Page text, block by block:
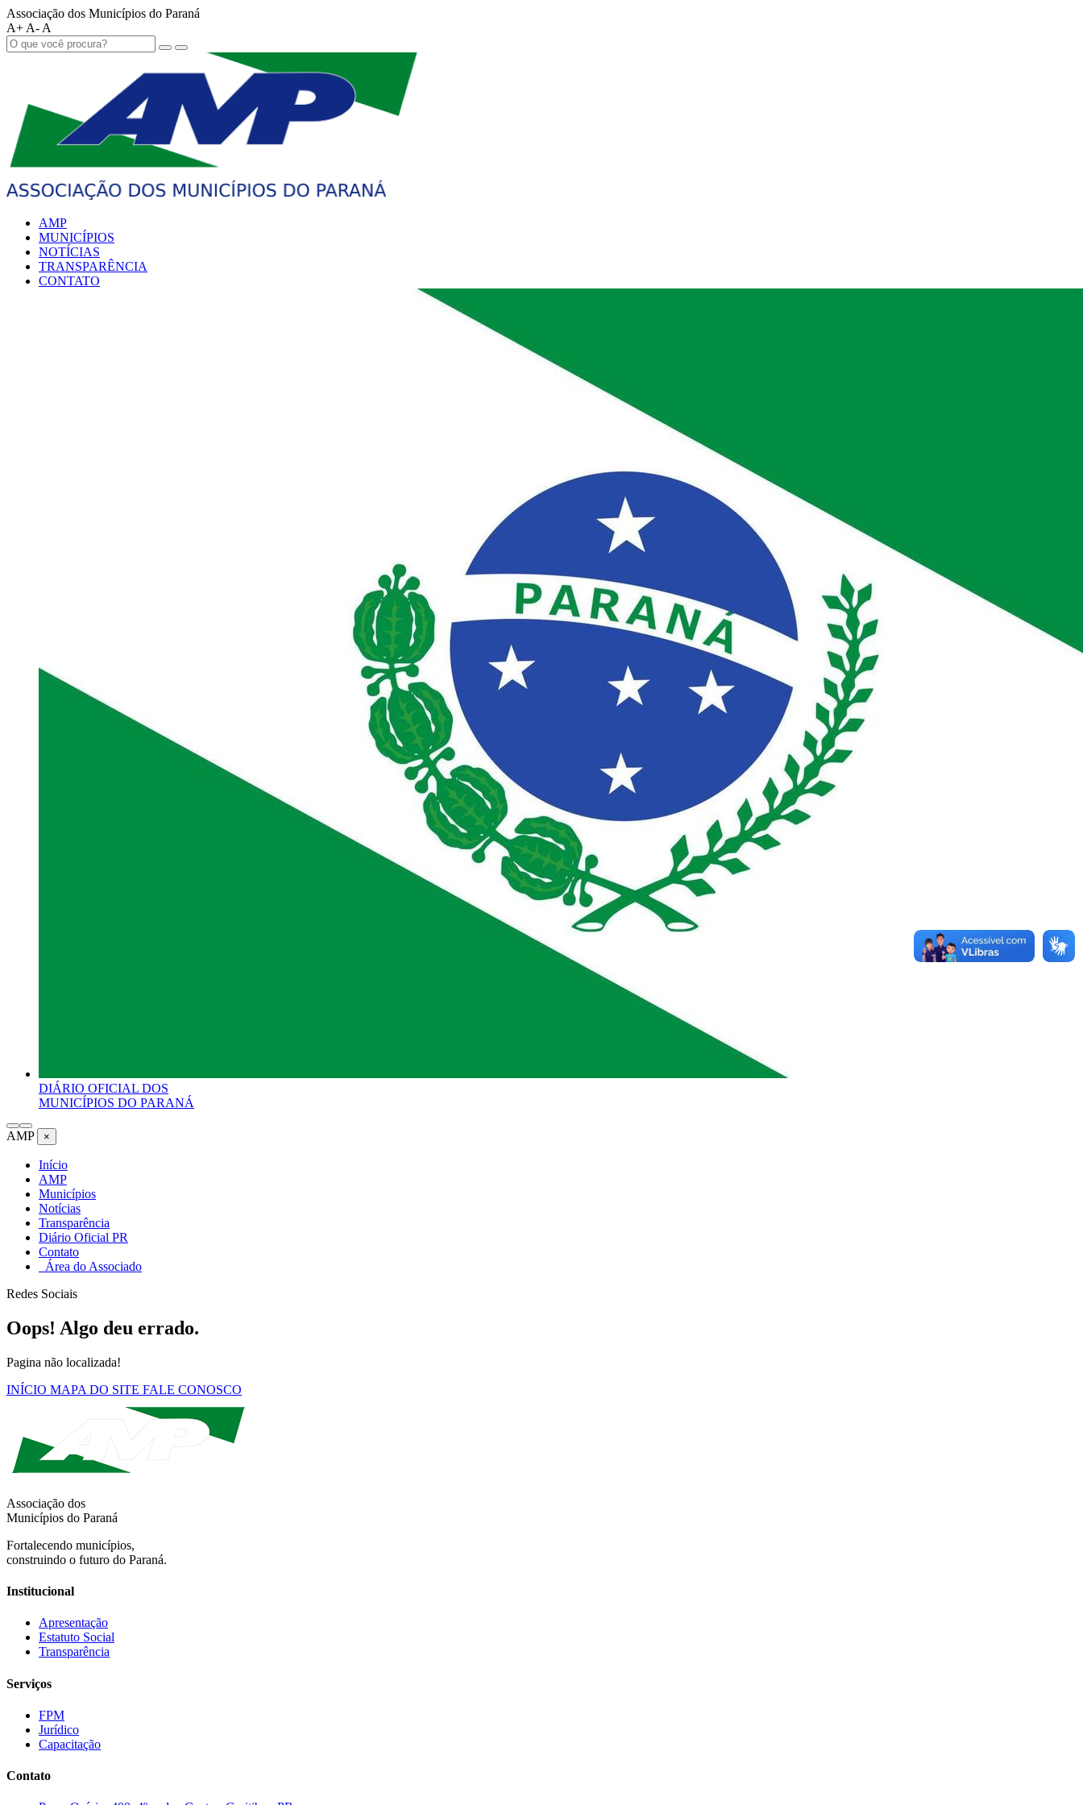
Associação dos Municípios do Paraná
A+ A- A
AMP
MUNICÍPIOS
NOTÍCIAS
TRANSPARÊNCIA
CONTATO
DIÁRIO OFICIAL DOS
MUNICÍPIOS DO PARANÁ
AMP ×
Início
AMP
Municípios
Notícias
Transparência
Diário Oficial PR
Contato
Área do Associado
Redes Sociais
Oops! Algo deu errado.
Pagina não localizada!
INÍCIO MAPA DO SITE FALE CONOSCO
Associação dos
Municípios do Paraná
Fortalecendo municípios,
construindo o futuro do Paraná.
Institucional
Apresentação
Estatuto Social
Transparência
Serviços
FPM
Jurídico
Capacitação
Contato